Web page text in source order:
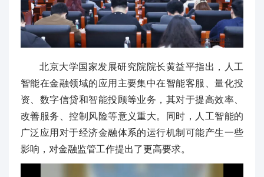
北京大学国家发展研究院院长黄益平指出，人工
智能在金融领域的应用主要集中在智能客服、量化投
资、数字信贷和智能投顾等业务，其对于提高效率、
改善服务、控制风险等意义重大。同时，人工智能的
广泛应用对于经济金融体系的运行机制可能产生一些
影响，对金融监管工作提出了更高要求。